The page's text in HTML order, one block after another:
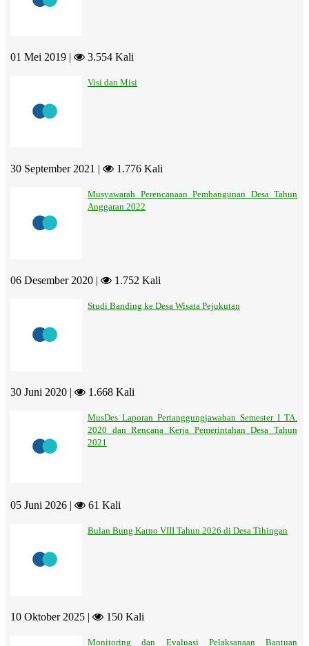
01 Mei 2019 | 3.554 Kali
Visi dan Misi
30 September 2021 | 1.776 Kali
Musyawarah Perencanaan Pembangunan Desa Tahun
Anggaran 2022
06 Desember 2020 | 1.752 Kali
Studi Banding ke Desa Wisata Pejukutan
30 Juni 2020 | 1.668 Kali
MusDes Laporan Pertanggungjawaban Semester I TA.
2020 dan Rencana Kerja Pemerintahan Desa Tahun
2021
05 Juni 2026 | 61 Kali
Bulan Bung Karno VIII Tahun 2026 di Desa Tihingan
10 Oktober 2025 | 150 Kali
Monitoring dan Evaluasi Pelaksanaan Bantuan